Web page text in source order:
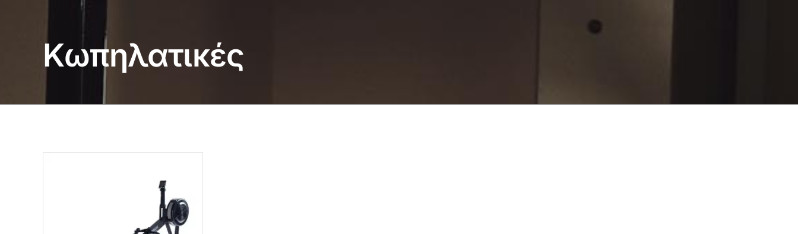
Κωπηλατικές